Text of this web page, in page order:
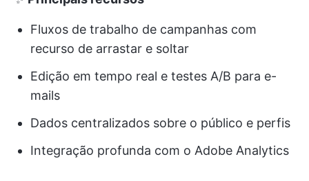
Fluxos de trabalho de campanhas com
recurso de arrastar e soltar
Edição em tempo real e testes A/B para e-
mails
Dados centralizados sobre o público e perfis
Integração profunda com o Adobe Analytics